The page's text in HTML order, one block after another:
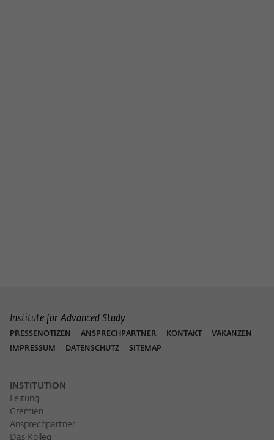
Institute for Advanced Study
PRESSENOTIZEN ANSPRECHPARTNER KONTAKT
VAKANZEN
IMPRESSUM
DATENSCHUTZ SITEMAP
INSTITUTION
Leitung
Gremien
Ansprechpartner
Das Kolleg